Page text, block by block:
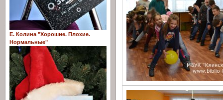
Е. Колина "Хорошие. Плохие.
Нормальные"